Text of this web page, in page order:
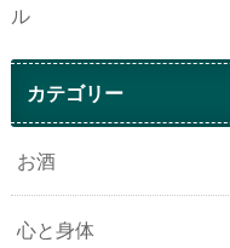
ル
カテゴリー
お酒
心と身体